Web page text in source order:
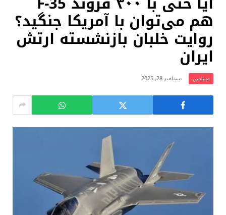
هم می‌توان با آمریکا جنگید؟
روایت خلبان بازنشسته ارتش
ایران
سياسي سپتامبر 28, 2025